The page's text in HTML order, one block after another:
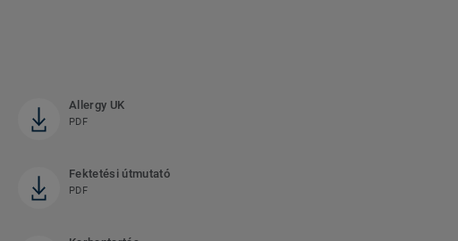
Allergy UK
PDF
Fektetési útmutató
PDF